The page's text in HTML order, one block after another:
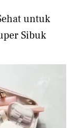
untuk
Sibuk